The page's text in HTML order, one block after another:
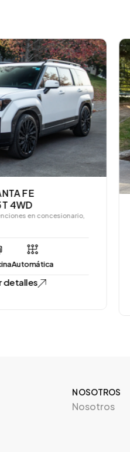
FE
4WD
en concesionario,
Automática
NOSOTROS
Nosotros